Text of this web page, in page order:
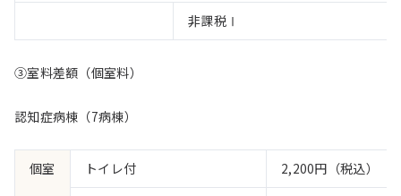
非課税Ⅰ
③室料差額（個室料）
認知症病棟（7病棟）
個室 トイレ付 2,200円（税込）